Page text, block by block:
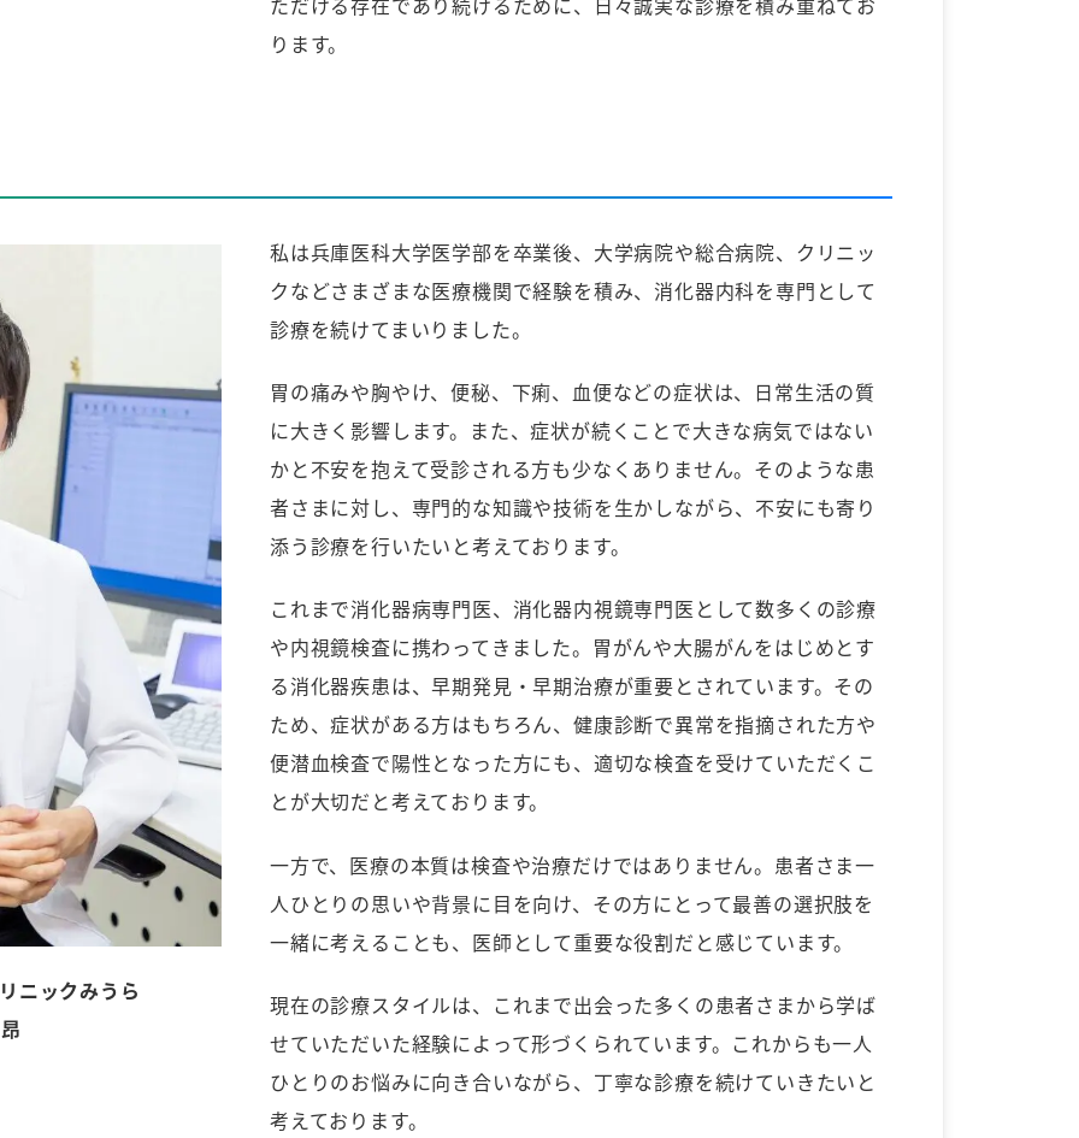
ります。
ニックみうら
私は兵庫医科大学医学部を卒業後、大学病院や総合病院、クリニッ
クなどさまざまな医療機関で経験を積み、消化器内科を専門として
診療を続けてまいりました。
胃の痛みや胸やけ、便秘、下痢、血便などの症状は、日常生活の質
に大きく影響します。また、症状が続くことで大きな病気ではない
かと不安を抱えて受診される方も少なくありません。そのような患
者さまに対し、専門的な知識や技術を生かしながら、不安にも寄り
添う診療を行いたいと考えております。
これまで消化器病専門医、消化器内視鏡専門医として数多くの診療
や内視鏡検査に携わってきました。胃がんや大腸がんをはじめとす
る消化器疾患は、早期発見・早期治療が重要とされています。その
ため、症状がある方はもちろん、健康診断で異常を指摘された方や
便潜血検査で陽性となった方にも、適切な検査を受けていただくこ
とが大切だと考えております。
一方で、医療の本質は検査や治療だけではありません。患者さま一
人ひとりの思いや背景に目を向け、その方にとって最善の選択肢を
一緒に考えることも、医師として重要な役割だと感じています。
現在の診療スタイルは、これまで出会った多くの患者さまから学ば
せていただいた経験によって形づくられています。これからも一人
ひとりのお悩みに向き合いながら、丁寧な診療を続けていきたいと
考えております。